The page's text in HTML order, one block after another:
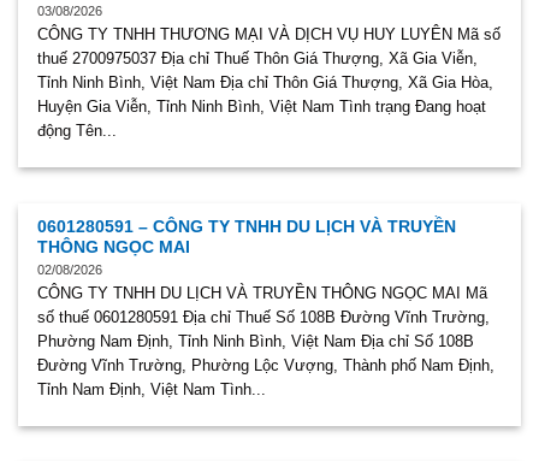
03/08/2026
CÔNG TY TNHH THƯƠNG MẠI VÀ DỊCH VỤ HUY LUYÊN Mã số
thuế 2700975037 Địa chỉ Thuế Thôn Giá Thượng, Xã Gia Viễn,
Tỉnh Ninh Bình, Việt Nam Địa chỉ Thôn Giá Thượng, Xã Gia Hòa,
Huyện Gia Viễn, Tỉnh Ninh Bình, Việt Nam Tình trạng Đang hoạt
động Tên...
0601280591 – CÔNG TY TNHH DU LỊCH VÀ TRUYỀN
THÔNG NGỌC MAI
02/08/2026
CÔNG TY TNHH DU LỊCH VÀ TRUYỀN THÔNG NGỌC MAI Mã
số thuế 0601280591 Địa chỉ Thuế Số 108B Đường Vĩnh Trường,
Phường Nam Định, Tỉnh Ninh Bình, Việt Nam Địa chỉ Số 108B
Đường Vĩnh Trường, Phường Lộc Vượng, Thành phố Nam Định,
Tỉnh Nam Định, Việt Nam Tình...